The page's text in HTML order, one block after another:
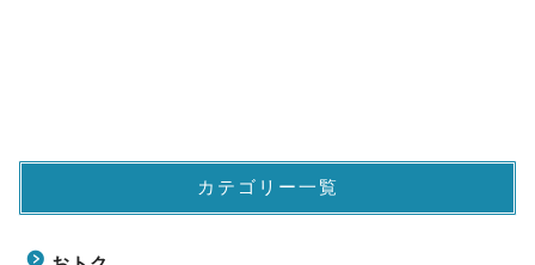
カテゴリー一覧